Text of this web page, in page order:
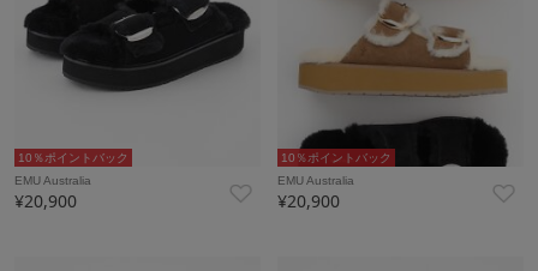
10％ポイントバック
EMU Australia
¥20,900
10％ポイントバック
EMU Australia
¥20,900